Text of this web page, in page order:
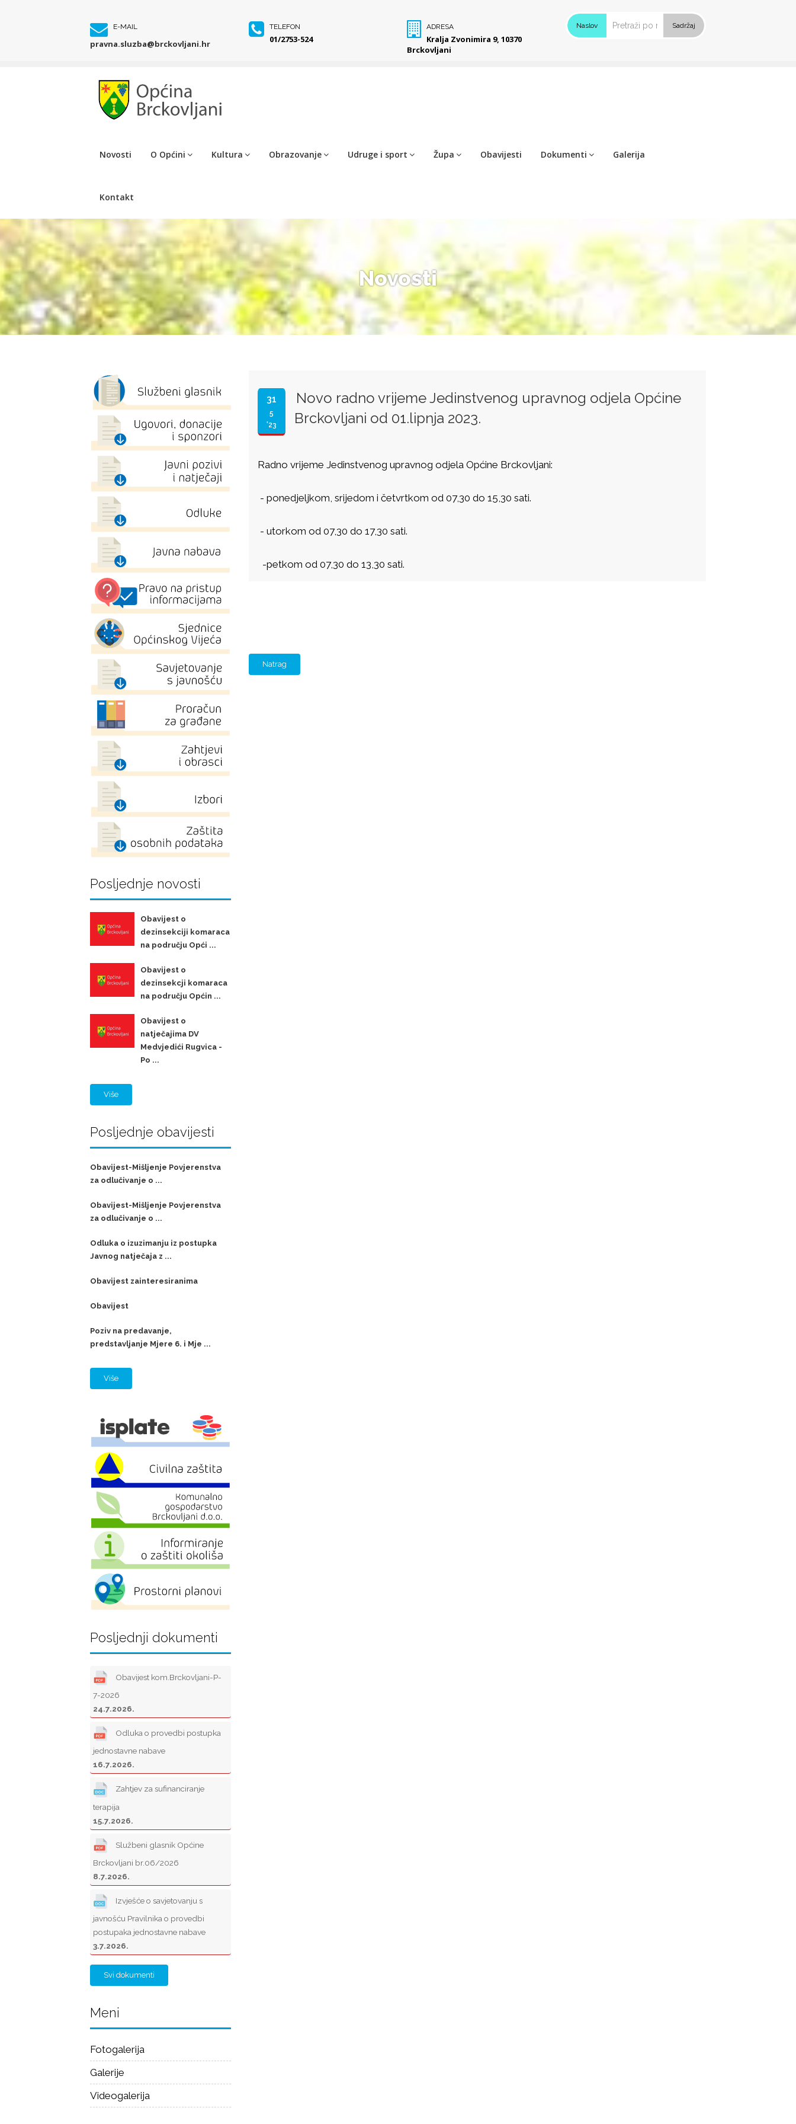
E-MAIL
pravna.sluzba@brckovljani.hr
TELEFON
01/2753-524
ADRESA
Kralja Zvonimira 9, 10370
Brckovljani
Naslov Sadržaj
Novosti O Općini Kultura Obrazovanje Udruge i sport Župa Obavijesti Dokumenti Galerija
Kontakt
Novosti
31
5
'23
Novo radno vrijeme Jedinstvenog upravnog odjela Općine
Brckovljani od 01.lipnja 2023.
Radno vrijeme Jedinstvenog upravnog odjela Općine Brckovljani:
- ponedjeljkom, srijedom i četvrtkom od 07,30 do 15,30 sati.
- utorkom od 07,30 do 17,30 sati.
-petkom od 07,30 do 13,30 sati.
Natrag
Posljednje novosti
Obavijest o
dezinsekciji komaraca
na području Opći ...
Obavijest o
dezinsekcji komaraca
na području Općin ...
Obavijest o
natječajima DV
Medvjedići Rugvica -
Po ...
Više
Posljednje obavijesti
Obavijest-Mišljenje Povjerenstva
za odlučivanje o ...
Obavijest-Mišljenje Povjerenstva
za odlučivanje o ...
Odluka o izuzimanju iz postupka
Javnog natječaja z ...
Obavijest zainteresiranima
Obavijest
Poziv na predavanje,
predstavljanje Mjere 6. i Mje ...
Više
Posljednji dokumenti
Obavijest kom.Brckovljani-P-
7-2026
24.7.2026.
Odluka o provedbi postupka
jednostavne nabave
16.7.2026.
Zahtjev za sufinanciranje
terapija
15.7.2026.
Službeni glasnik Općine
Brckovljani br.06/2026
8.7.2026.
Izvješće o savjetovanju s
javnošću Pravilnika o provedbi
postupaka jednostavne nabave
3.7.2026.
Svi dokumenti
Meni
Fotogalerija
Galerije
Videogalerija